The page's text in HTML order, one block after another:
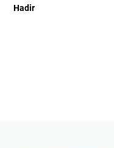
Hadir